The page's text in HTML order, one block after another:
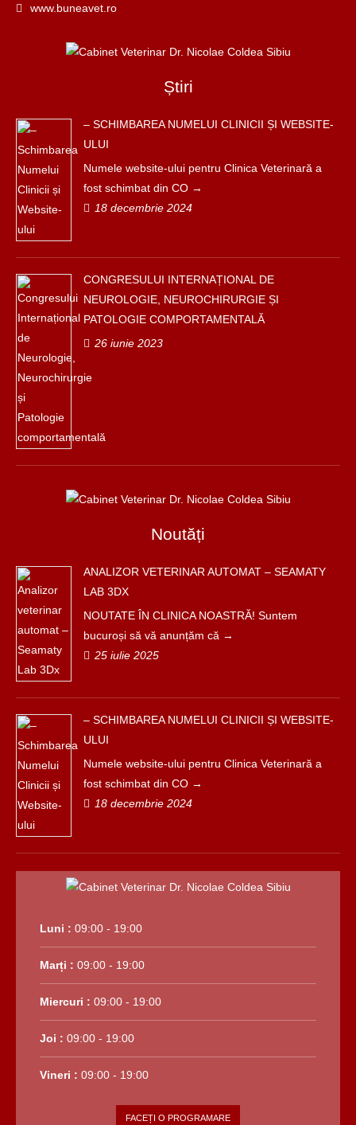
www.buneavet.ro
Știri
– SCHIMBAREA NUMELUI CLINICII ȘI WEBSITE-
ULUI
Numele website-ului pentru Clinica Veterinară a
fost schimbat din CO
18 decembrie 2024
CONGRESULUI INTERNAȚIONAL DE
NEUROLOGIE, NEUROCHIRURGIE ȘI
PATOLOGIE COMPORTAMENTALĂ
26 iunie 2023
Noutăți
ANALIZOR VETERINAR AUTOMAT – SEAMATY
LAB 3DX
NOUTATE ÎN CLINICA NOASTRĂ! Suntem
bucuroși să vă anunțăm că
25 iulie 2025
– SCHIMBAREA NUMELUI CLINICII ȘI WEBSITE-
ULUI
Numele website-ului pentru Clinica Veterinară a
fost schimbat din CO
18 decembrie 2024
Luni : 09:00 - 19:00
Marți : 09:00 - 19:00
Miercuri : 09:00 - 19:00
Joi : 09:00 - 19:00
Vineri : 09:00 - 19:00
FACEȚI O PROGRAMARE